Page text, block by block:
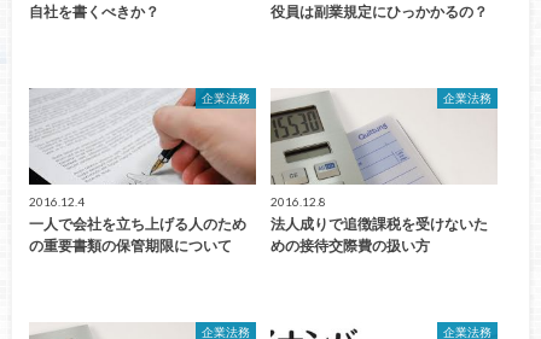
自社を書くべきか？
役員は副業規定にひっかかるの？
企業法務
2016.12.4
一人で会社を立ち上げる人のため
の重要書類の保管期限について
企業法務
2016.12.8
法人成りで追徴課税を受けないた
めの接待交際費の扱い方
企業法務 企業法務